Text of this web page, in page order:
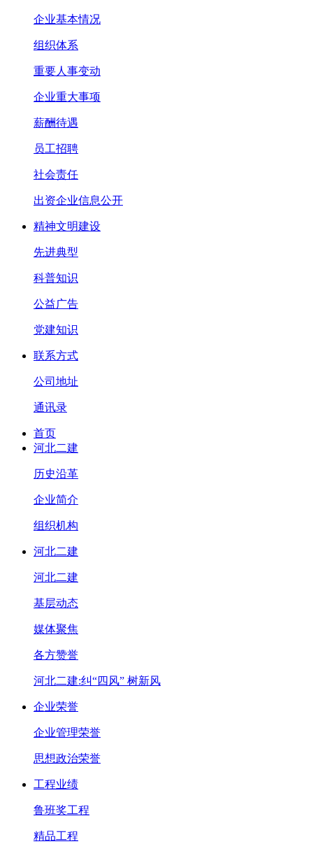
企业基本情况
组织体系
重要人事变动
企业重大事项
薪酬待遇
员工招聘
社会责任
出资企业信息公开
精神文明建设
先进典型
科普知识
公益广告
党建知识
联系方式
公司地址
通讯录
首页
河北二建
历史沿革
企业简介
组织机构
河北二建
河北二建
基层动态
媒体聚焦
各方赞誉
河北二建:纠“四风” 树新风
企业荣誉
企业管理荣誉
思想政治荣誉
工程业绩
鲁班奖工程
精品工程